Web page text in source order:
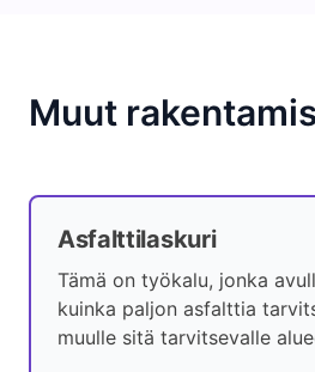
Muut
Asfalttilaskuri
Tämä on työkalu, jonka
kuinka paljon asfalttia
muulle sitä tarvitsevalle